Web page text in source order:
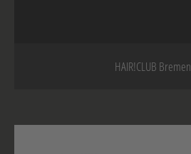
HAIR!CLUB Bremen